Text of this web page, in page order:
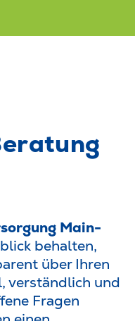
Main-
behalten,
über Ihren
verständlich und
Fragen